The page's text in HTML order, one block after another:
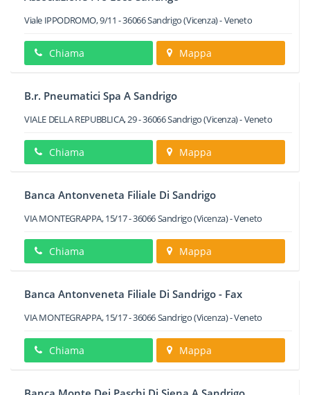
Viale IPPODROMO, 9/11 -36066Sandrigo(Vicenza) -Veneto
Chiama Mappa
B.r. Pneumatici Spa A Sandrigo
VIALE DELLA REPUBBLICA, 29-36066Sandrigo(Vicenza) -Veneto
Chiama Mappa
Banca Antonveneta Filiale Di Sandrigo
VIA MONTEGRAPPA, 15/17-36066Sandrigo(Vicenza) -Veneto
Chiama Mappa
Banca Antonveneta Filiale Di Sandrigo - Fax
VIA MONTEGRAPPA, 15/17-36066Sandrigo(Vicenza) -Veneto
Chiama Mappa